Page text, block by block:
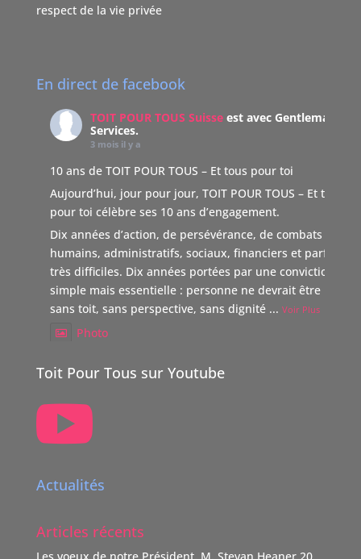
respect de la vie privée
En direct de facebook
TOIT POUR TOUS Suisse est avec Gentleman
Services.
3 mois il y a
10 ans de TOIT POUR TOUS – Et tous pour toi
Aujourd’hui, jour pour jour, TOIT POUR TOUS – Et tous
pour toi célèbre ses 10 ans d’engagement.
Dix années d’action, de persévérance, de combats
humains, administratifs, sociaux, financiers et parfois
très difficiles. Dix années portées par une conviction
simple mais essentielle : personne ne devrait être laissé
sans toit, sans perspective, sans dignité ... Voir Plus
Photo
TOIT POUR TOUS Suisse
5 mois il y a
POUR TOUS Suisse.
donateur avec une volonté claire : soutenir des causes
humaines, sociales, environnementales et culturelles
Toit Pour Tous sur Youtube

Actualités
Articles récents